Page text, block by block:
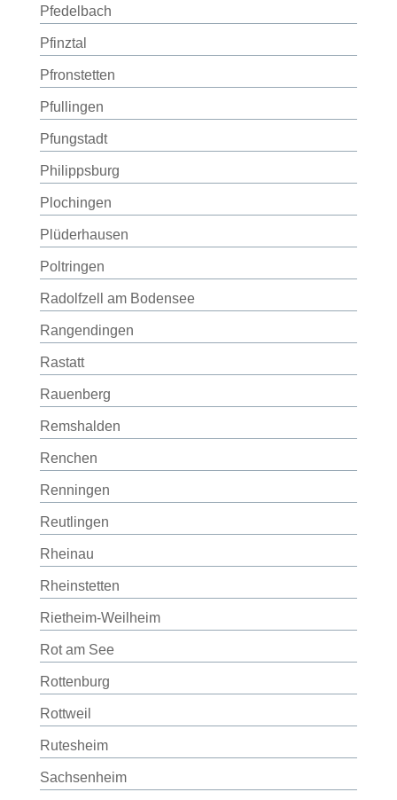
Pfedelbach
Pfinztal
Pfronstetten
Pfullingen
Pfungstadt
Philippsburg
Plochingen
Plüderhausen
Poltringen
Radolfzell am Bodensee
Rangendingen
Rastatt
Rauenberg
Remshalden
Renchen
Renningen
Reutlingen
Rheinau
Rheinstetten
Rietheim-Weilheim
Rot am See
Rottenburg
Rottweil
Rutesheim
Sachsenheim